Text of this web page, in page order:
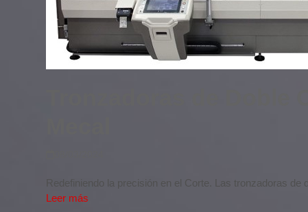
Redefiniendo la precisión en el Corte. Las tronzadoras
Leer más